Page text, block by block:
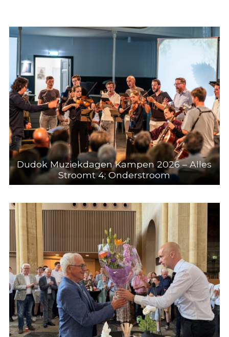
Dudok Muziekdagen Kampen 2026 – Alles
Stroomt 4; Onderstroom